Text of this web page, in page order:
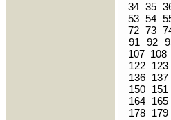
34 35
53 54
72 73
91
92
107 108
122
123
136
137
150
151
164
165
178
179